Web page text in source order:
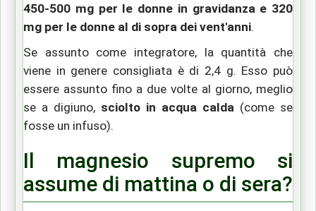
450-500 mg per le donne in gravidanza e 320
mg per le donne al di sopra dei vent'anni.
Se assunto come integratore, la quantità che
viene in genere consigliata è di 2,4 g. Esso può
essere assunto fino a due volte al giorno, meglio
se a digiuno, sciolto in acqua calda (come se
fosse un infuso).
Il magnesio supremo si
assume di mattina o di sera?